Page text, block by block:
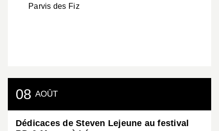
Parvis des Fiz
08 AOÛT
Dédicaces de Steven Lejeune au festival